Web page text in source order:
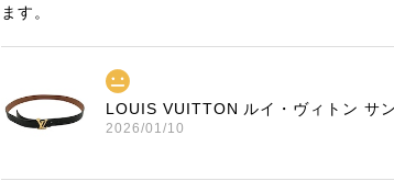
ます。
LOUIS VUITTON ルイ・ヴィトン サ
2026/01/10